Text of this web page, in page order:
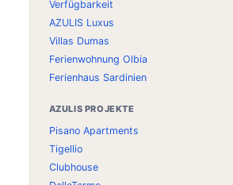
Verfügbarkeit
AZULIS Luxus
Villas Dumas
Ferienwohnung Olbia
Ferienhaus Sardinien
AZULIS PROJEKTE
Pisano Apartments
Tigellio
Clubhouse